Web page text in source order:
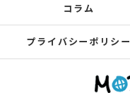
コラム
プライバシーポリシー